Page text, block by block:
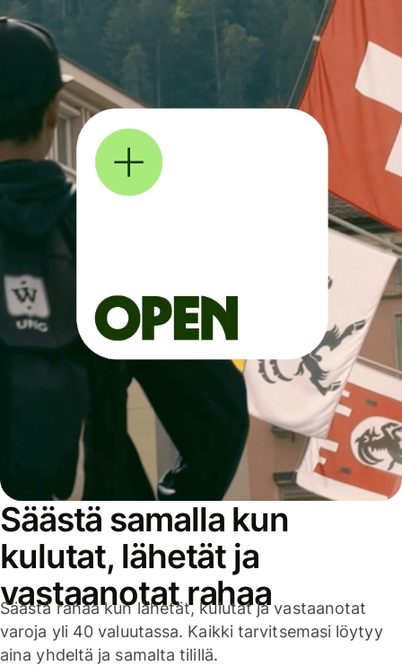
Säästä samalla kun
kulutat, lähetät ja
vastaanotat rahaa
Säästä rahaa kun lähetät, kulutat ja vastaanotat
varoja yli 40 valuutassa. Kaikki tarvitsemasi löytyy
aina yhdeltä ja samalta tilillä.